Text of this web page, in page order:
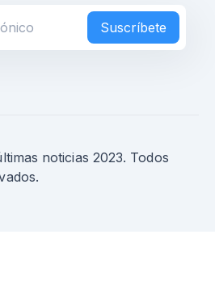
Suscríbete
noticias 2023. Todos